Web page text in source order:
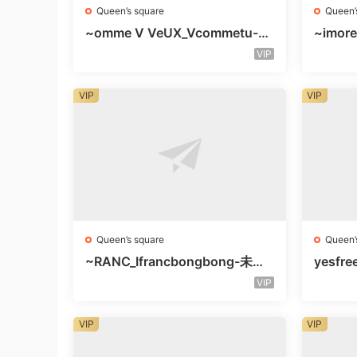
Queen’s square
~omme V VeUX_Vcommetu-3F
VIP
Queen’s square
~RANC_Ifrancbongbong-未知
VIP
VIP VIP
VIP VIP